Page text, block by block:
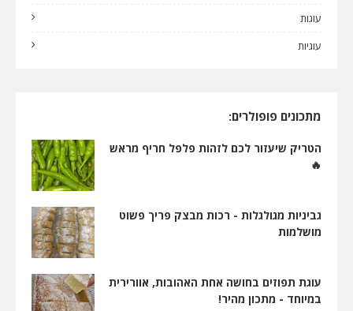
עוגות
עוגיות
מתכונים פופולרים:
הטריק שיעזור לכם לזהות פלפל חריף מראש
🔥
גביניות מגולגלות - רכות מבצק פריך פשוט
מושלמות
עוגת תפוזים בחושה אחת האהובות, אוורירית
במיוחד - מתכון מהיר!